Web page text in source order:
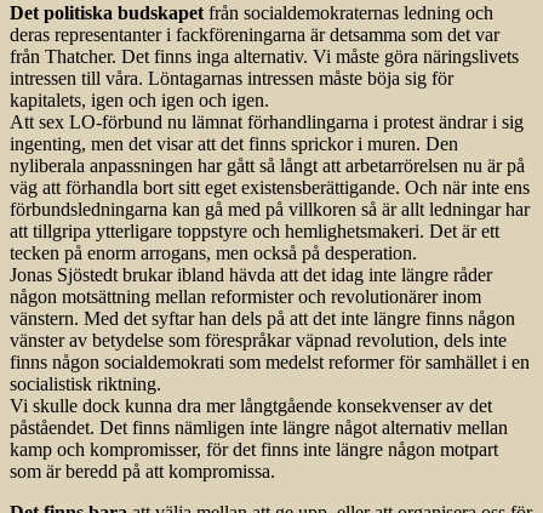
Det politiska budskapet från socialdemokraternas ledning och
deras representanter i fackföreningarna är detsamma som det var
från Thatcher. Det finns inga alternativ. Vi måste göra näringslivets
intressen till våra. Löntagarnas intressen måste böja sig för
kapitalets, igen och igen och igen.
Att sex LO-förbund nu lämnat förhandlingarna i protest ändrar i sig
ingenting, men det visar att det finns sprickor i muren. Den
nyliberala anpassningen har gått så långt att arbetarrörelsen nu är på
väg att förhandla bort sitt eget existensberättigande. Och när inte ens
förbundsledningarna kan gå med på villkoren så är allt ledningar har
att tillgripa ytterligare toppstyre och hemlighetsmakeri. Det är ett
tecken på enorm arrogans, men också på desperation.
Jonas Sjöstedt brukar ibland hävda att det idag inte längre råder
någon motsättning mellan reformister och revolutionärer inom
vänstern. Med det syftar han dels på att det inte längre finns någon
vänster av betydelse som förespråkar väpnad revolution, dels inte
finns någon socialdemokrati som medelst reformer för samhället i en
socialistisk riktning.
Vi skulle dock kunna dra mer långtgående konsekvenser av det
påståendet. Det finns nämligen inte längre något alternativ mellan
kamp och kompromisser, för det finns inte längre någon motpart
som är beredd på att kompromissa.